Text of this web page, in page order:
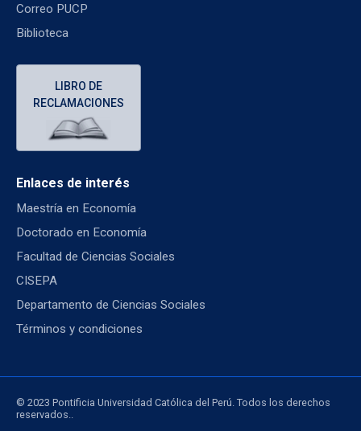
Correo PUCP
Biblioteca
LIBRO DE
RECLAMACIONES
Enlaces de interés
Maestría en Economía
Doctorado en Economía
Facultad de Ciencias Sociales
CISEPA
Departamento de Ciencias Sociales
Términos y condiciones
© 2023 Pontificia Universidad Católica del Perú. Todos los derechos
reservados..